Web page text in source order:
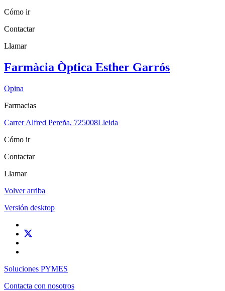
Cómo ir
Contactar
Llamar
Farmàcia Òptica Esther Garrós
Opina
Farmacias
Carrer Alfred Pereña, 725008Lleida
Cómo ir
Contactar
Llamar
Volver arriba
Versión desktop
Soluciones PYMES
Contacta con nosotros